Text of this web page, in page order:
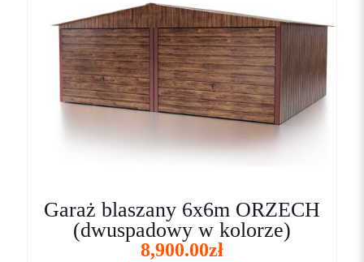
Garaż blaszany 6x6m ORZECH
(dwuspadowy w kolorze)
8,900.00zł